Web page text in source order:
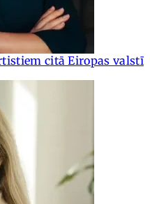
citā Eiropas valstī